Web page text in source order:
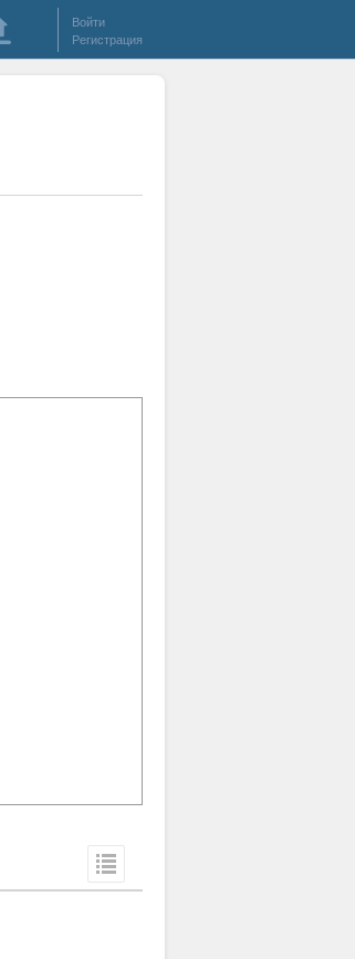
Войти
Регистрация